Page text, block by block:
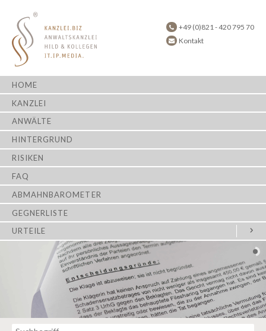
+49 (0)821 - 420 795 70
Kontakt
HOME
KANZLEI
ANWÄLTE
HINTERGRUND
RISIKEN
FAQ
ABMAHNBAROMETER
GEGNERLISTE
URTEILE